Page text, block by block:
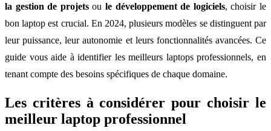
la gestion de projetsoule développement de logiciels, choisir le
bon laptop est crucial. En 2024, plusieurs modèles se distinguent par
leur puissance, leur autonomie et leurs fonctionnalités avancées. Ce
guide vous aide à identifier les meilleurs laptops professionnels, en
tenant compte des besoins spécifiques de chaque domaine.
Les critères à considérer pour choisir le
meilleur laptop professionnel